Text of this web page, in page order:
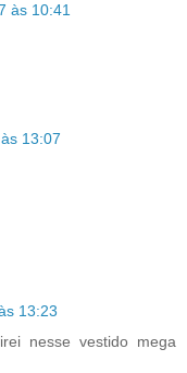
às 10:41
13:07
13:23
nesse vestido mega